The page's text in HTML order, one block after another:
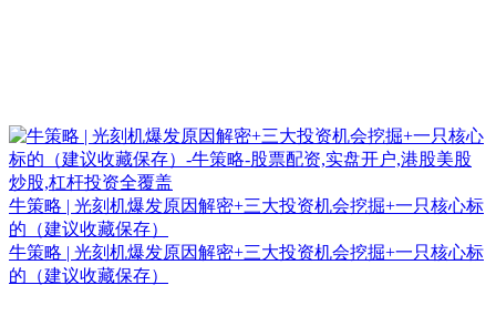
牛策略 | 光刻机爆发原因解密+三大投资机会挖掘+一只核心标
的（建议收藏保存）
牛策略 | 光刻机爆发原因解密+三大投资机会挖掘+一只核心标
的（建议收藏保存）